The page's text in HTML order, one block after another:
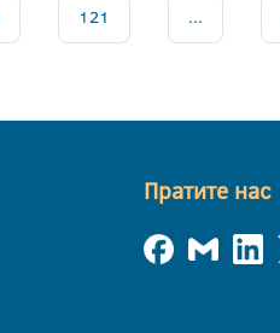
121 ...
Пратите нас